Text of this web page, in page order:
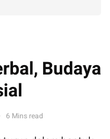
Budaya
6 Mins read